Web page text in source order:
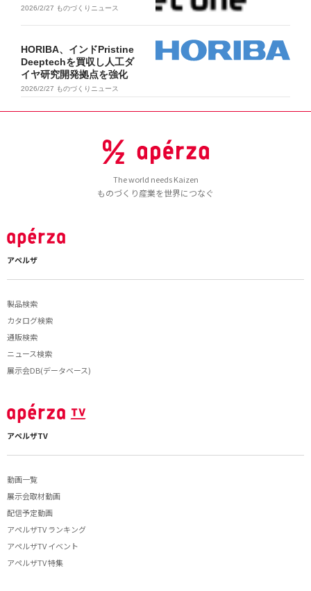
2026/2/27 ものづくりニュース
HORIBA、インドPristine
Deeptechを買収し人工ダ
イヤ研究開発拠点を強化
2026/2/27 ものづくりニュース
The world needs Kaizen
ものづくり産業を世界につなぐ
アペルザ
製品検索
カタログ検索
通販検索
ニュース検索
展示会DB(データベース)
アペルザTV
動画一覧
展示会取材動画
配信予定動画
アペルザTV ランキング
アペルザTV イベント
アペルザTV 特集